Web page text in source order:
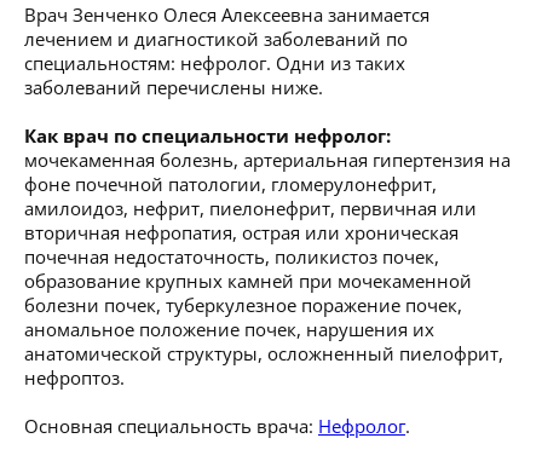
Врач Зенченко Олеся Алексеевна занимается
лечением и диагностикой заболеваний по
специальностям: нефролог. Одни из таких
заболеваний перечислены ниже.
Как врач по специальности нефролог:
мочекаменная болезнь, артериальная гипертензия на
фоне почечной патологии, гломерулонефрит,
амилоидоз, нефрит, пиелонефрит, первичная или
вторичная нефропатия, острая или хроническая
почечная недостаточность, поликистоз почек,
образование крупных камней при мочекаменной
болезни почек, туберкулезное поражение почек,
аномальное положение почек, нарушения их
анатомической структуры, осложненный пиелофрит,
нефроптоз.
Основная специальность врача: Нефролог.